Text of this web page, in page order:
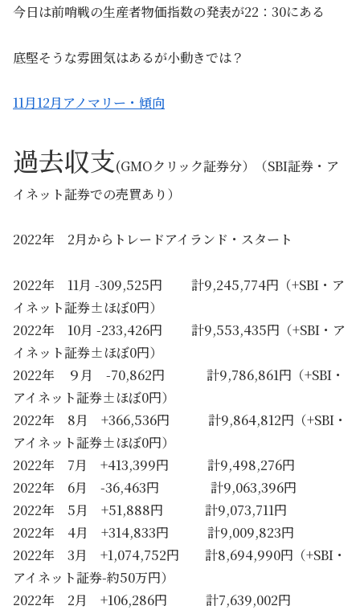
今日は前哨戦の生産者物価指数の発表が22：30にある
底堅そうな雰囲気はあるが小動きでは？
11月12月アノマリー・傾向
過去収支(GMOクリック証券分）（SBI証券・ア
イネット証券での売買あり）
2022年 2月からトレードアイランド・スタート
2022年 11月 -309,525円 計9,245,774円（+SBI・ア
イネット証券±ほぼ0円）
2022年 10月 -233,426円 計9,553,435円（+SBI・ア
イネット証券±ほぼ0円）
2022年 ９月 -70,862円 計9,786,861円（+SBI・
アイネット証券±ほぼ0円）
2022年 8月 +366,536円 計9,864,812円（+SBI・
アイネット証券±ほぼ0円）
2022年 7月 +413,399円 計9,498,276円
2022年 6月 -36,463円 計9,063,396円
2022年 5月 +51,888円 計9,073,711円
2022年 4月 +314,833円 計9,009,823円
2022年 3月 +1,074,752円 計8,694,990円（+SBI・
アイネット証券-約50万円）
2022年 2月 +106,286円 計7,639,002円